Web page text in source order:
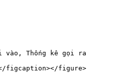
vào, Thống kê gọi ra
figcaption></figure>